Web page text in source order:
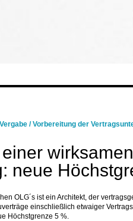
/Vorbereitung der
neue
OLG´s ist ein Architekt, der
einschließlich etwaiger
Höchstgrenze 5 %.